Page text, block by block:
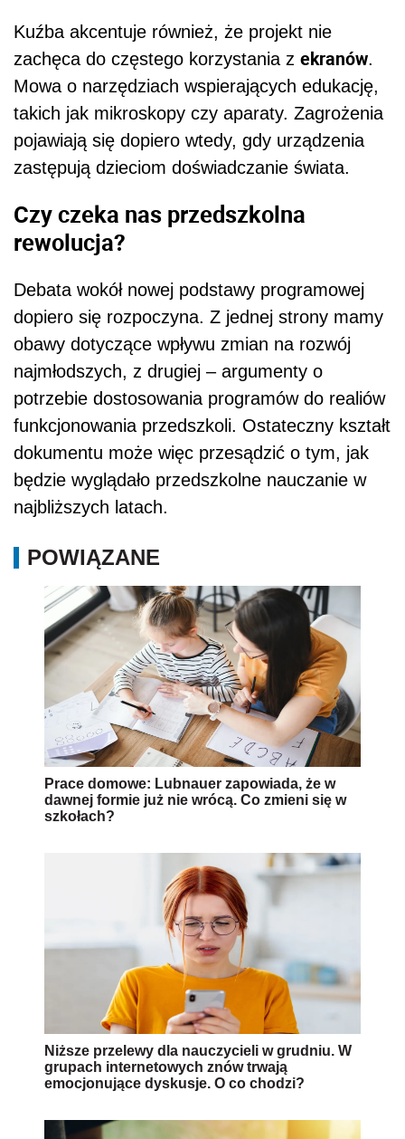
Kuźba akcentuje również, że projekt nie
zachęca do częstego korzystania z ekranów.
Mowa o narzędziach wspierających edukację,
takich jak mikroskopy czy aparaty. Zagrożenia
pojawiają się dopiero wtedy, gdy urządzenia
zastępują dzieciom doświadczanie świata.
Czy czeka nas przedszkolna
rewolucja?
Debata wokół nowej podstawy programowej
dopiero się rozpoczyna. Z jednej strony mamy
obawy dotyczące wpływu zmian na rozwój
najmłodszych, z drugiej – argumenty o
potrzebie dostosowania programów do realiów
funkcjonowania przedszkoli. Ostateczny kształt
dokumentu może więc przesądzić o tym, jak
będzie wyglądało przedszkolne nauczanie w
najbliższych latach.
POWIĄZANE
Prace domowe: Lubnauer zapowiada, że w
dawnej formie już nie wrócą. Co zmieni się w
szkołach?
Niższe przelewy dla nauczycieli w grudniu. W
grupach internetowych znów trwają
emocjonujące dyskusje. O co chodzi?